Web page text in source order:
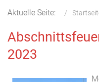
Aktuelle Seite:
2023